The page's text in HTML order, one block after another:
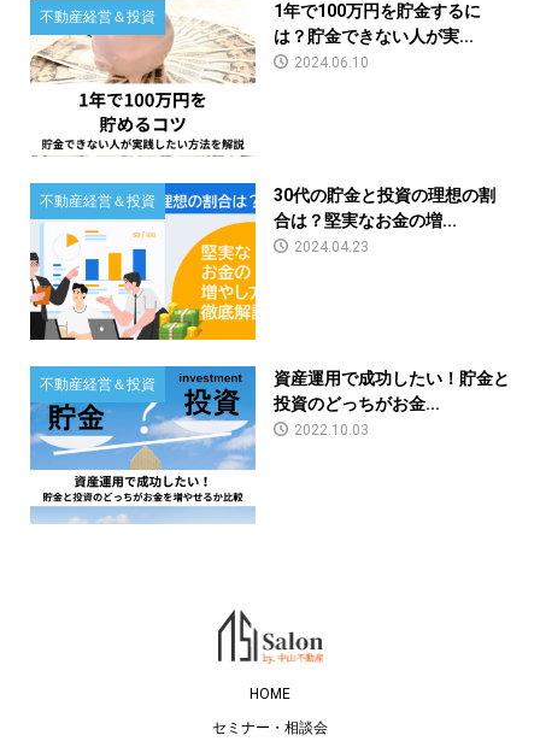
不動産経営＆投資
1年で100万円を貯金するに
は？貯金できない人が実...
2024.06.10
不動産経営＆投資
30代の貯金と投資の理想の割
合は？堅実なお金の増...
2024.04.23
不動産経営＆投資
資産運用で成功したい！貯金と
投資のどっちがお金...
2022.10.03
HOME
セミナー・相談会